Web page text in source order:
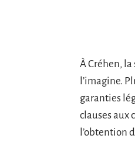
À Créhen,
l’imagine.
garanties
clauses aux
l’obtention